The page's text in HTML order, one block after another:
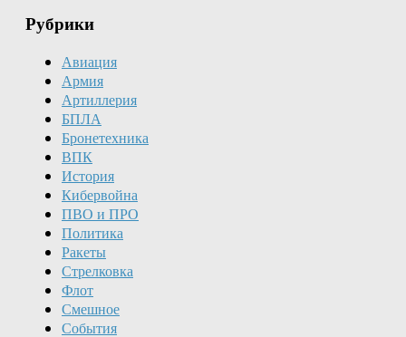
Рубрики
Авиация
Армия
Артиллерия
БПЛА
Бронетехника
ВПК
История
Кибервойна
ПВО и ПРО
Политика
Ракеты
Стрелковка
Флот
Смешное
События